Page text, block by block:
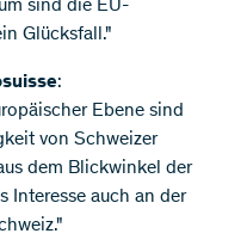
sind die EU-
Glücksfall."
:
Ebene sind
von Schweizer
dem Blickwinkel der
Interesse auch an der